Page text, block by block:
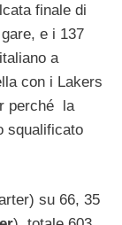
finale di
e i 137
a
con i Lakers
perché la
squalificato
su 66, 35